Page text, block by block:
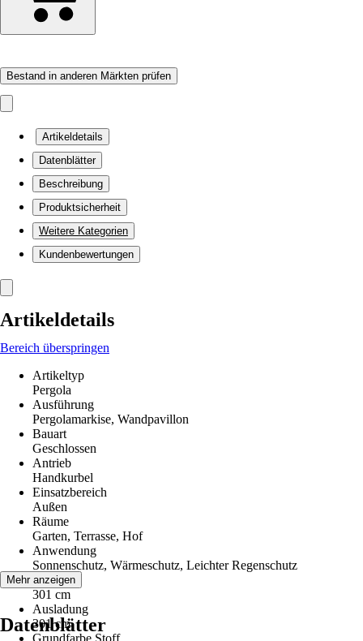
Bestand in anderen Märkten prüfen
Artikeldetails
Datenblätter
Beschreibung
Produktsicherheit
Weitere Kategorien
Kundenbewertungen
Artikeldetails
Bereich überspringen
Artikeltyp
Pergola
Ausführung
Pergolamarkise, Wandpavillon
Bauart
Geschlossen
Antrieb
Handkurbel
Einsatzbereich
Außen
Räume
Garten, Terrasse, Hof
Anwendung
Sonnenschutz, Wärmeschutz, Leichter Regenschutz
Breite
301 cm
Ausladung
301 cm
Grundfarbe Stoff
Mehr anzeigen
Datenblätter